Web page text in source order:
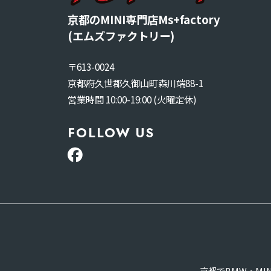
京都のMINI専門店Ms+factory
(エムズファクトリー)
〒613-0024
京都府久世郡久御山町森川端88-1
営業時間 10:00-19:00 (火曜定休)
FOLLOW US